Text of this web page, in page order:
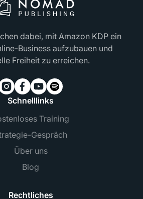
dabei, mit Amazon KDP ein
Business aufzubauen und
Freiheit zu erreichen.
Schnelllinks
Training
Gespräch
Über uns
Blog
Rechtliches